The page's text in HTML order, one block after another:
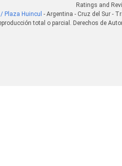
Ratings and
Plaza Huincul - Argentina - Cruz del Sur -
total o parcial. Derechos de